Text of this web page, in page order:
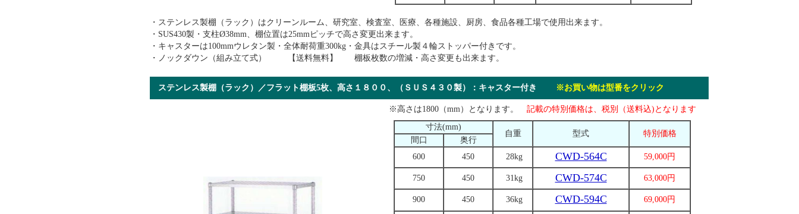
・ステンレス製棚（ラック）はクリーンルーム、研究室、検査室、医療、各種施設、厨房、食品各種工場で使用出来ます。
・SUS430製・支柱Ø38mm、棚位置は25mmピッチで高さ変更出来ます。
・キャスターは100mmウレタン製・全体耐荷重300kg・金具はスチール製４輪ストッパー付きです。
・ノックダウン（組み立て式） 【送料無料】 棚板枚数の増減・高さ変更も出来ます。
ステンレス製棚（ラック）／フラット棚板5枚、高さ１８００、（ＳＵＳ４３０製）：キャスター付き ※お買い物は型番をクリック
※高さは1800（mm）となります。 記載の特別価格は、税別（送料込)となります
寸法(mm)
自重 型式 特別価格
間口
奥行
600
450 28kg CWD-564C 59,000円
750 450 31kg CWD-574C 63,000円
900 450 36kg CWD-594C 69,000円